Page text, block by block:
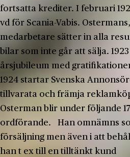
fortsatta krediter. I februari
vd för Scania-Vabis.
medarbetare sätter in alla
bilar som inte går att sälja.
årsjubileum med
1924 startar Svenska
tillvarata och främja
Osterman blir under följande
ordförande. Han omnämns
försäljning men även i att
han t ex till en tilltänkt kund